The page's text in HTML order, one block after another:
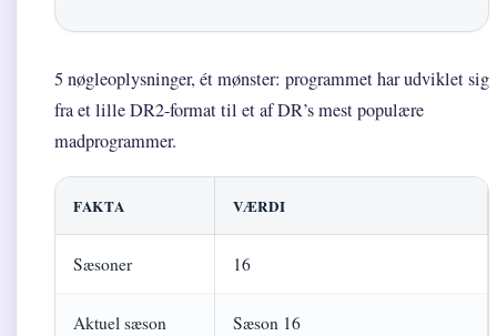
5 nøgleoplysninger, ét mønster: programmet har udviklet sig
fra et lille DR2-format til et af DR’s mest populære
madprogrammer.
FAKTA VÆRDI
Sæsoner 16
Aktuel sæson Sæson 16